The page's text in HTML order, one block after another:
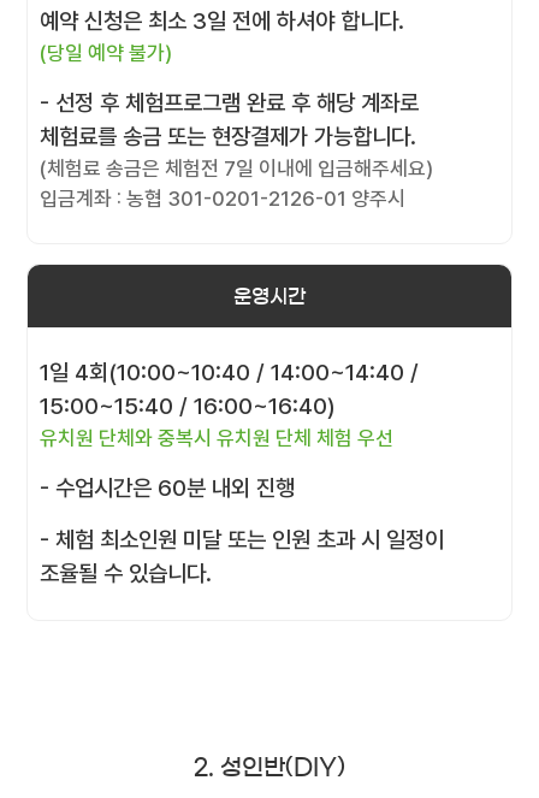
예약 신청은 최소 3일 전에 하셔야 합니다.
(당일 예약 불가)
- 선정 후 체험프로그램 완료 후 해당 계좌로
체험료를 송금 또는 현장결제가 가능합니다.
(체험료 송금은 체험전 7일 이내에 입금해주세요)
입금계좌 : 농협 301-0201-2126-01 양주시
운영시간
1일 4회(10:00~10:40 / 14:00~14:40 /
15:00~15:40 / 16:00~16:40)
유치원 단체와 중복시 유치원 단체 체험 우선
- 수업시간은 60분 내외 진행
- 체험 최소인원 미달 또는 인원 초과 시 일정이
조율될 수 있습니다.
2. 성인반(DIY)